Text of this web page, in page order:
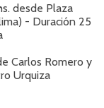
desde Plaza
- Duración 25
Carlos Romero y
Urquiza